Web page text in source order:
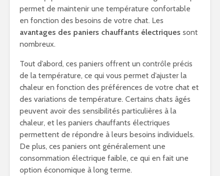
permet de maintenir une température confortable
en fonction des besoins de votre chat. Les
avantages des paniers chauffants électriques sont
nombreux.
Tout d’abord, ces paniers offrent un contrôle précis
de la température, ce qui vous permet d’ajuster la
chaleur en fonction des préférences de votre chat et
des variations de température. Certains chats âgés
peuvent avoir des sensibilités particulières à la
chaleur, et les paniers chauffants électriques
permettent de répondre à leurs besoins individuels.
De plus, ces paniers ont généralement une
consommation électrique faible, ce qui en fait une
option économique à long terme.